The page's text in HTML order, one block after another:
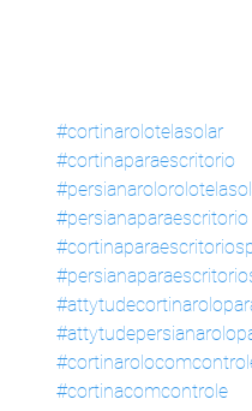
#cortinarolotelasolar
#cortinaparaescritorio
#persianaparaescritorio
#cortinacomcontrole